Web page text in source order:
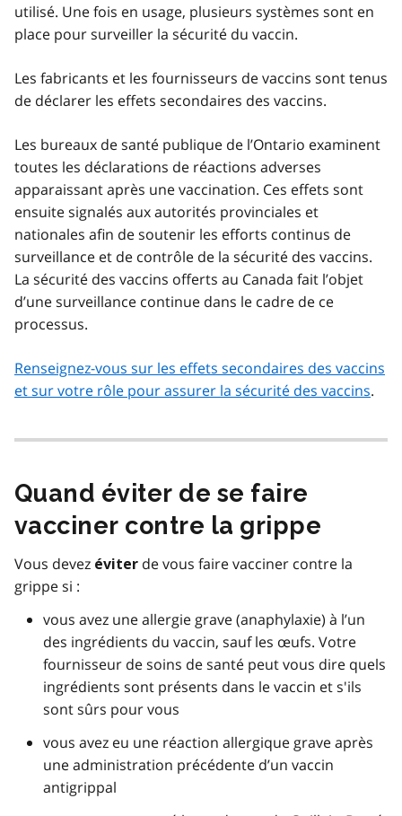
utilisé. Une fois en usage, plusieurs systèmes sont en
place pour surveiller la sécurité du vaccin.
Les fabricants et les fournisseurs de vaccins sont tenus
de déclarer les effets secondaires des vaccins.
Les bureaux de santé publique de l’Ontario examinent
toutes les déclarations de réactions adverses
apparaissant après une vaccination. Ces effets sont
ensuite signalés aux autorités provinciales et
nationales afin de soutenir les efforts continus de
surveillance et de contrôle de la sécurité des vaccins.
La sécurité des vaccins offerts au Canada fait l’objet
d’une surveillance continue dans le cadre de ce
processus.
Renseignez-vous sur les effets secondaires des vaccins
et sur votre rôle pour assurer la sécurité des vaccins.
Quand éviter de se faire
vacciner contre la grippe
Vous devez éviter de vous faire vacciner contre la
grippe si :
vous avez une allergie grave (anaphylaxie) à l’un
des ingrédients du vaccin, sauf les œufs. Votre
fournisseur de soins de santé peut vous dire quels
ingrédients sont présents dans le vaccin et s'ils
sont sûrs pour vous
vous avez eu une réaction allergique grave après
une administration précédente d’un vaccin
antigrippal